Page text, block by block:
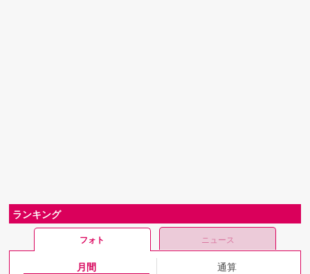
ランキング
フォト ニュース
月間 通算